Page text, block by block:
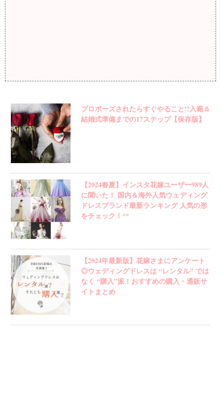
プロポーズされたらすぐやること!!入籍＆
結婚式準備までの17ステップ【保存版】
【2024春夏】インスタ花嫁ユーザー989人
に聞いた！ 国内＆海外人気ウェディング
ドレスブランド最新ランキング 人気の形
をチェック！**
【2024年最新版】花嫁さまにアンケート
◎ウェディングドレスは “レンタル” では
なく “購入”派！おすすめの購入・通販サ
イトまとめ